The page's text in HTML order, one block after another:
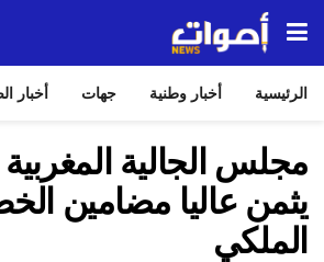
الرئيسية أخبار وطنية جهات أخبار
مجلس الجالية المغربية
يثمن عاليا مضامين
الملكي